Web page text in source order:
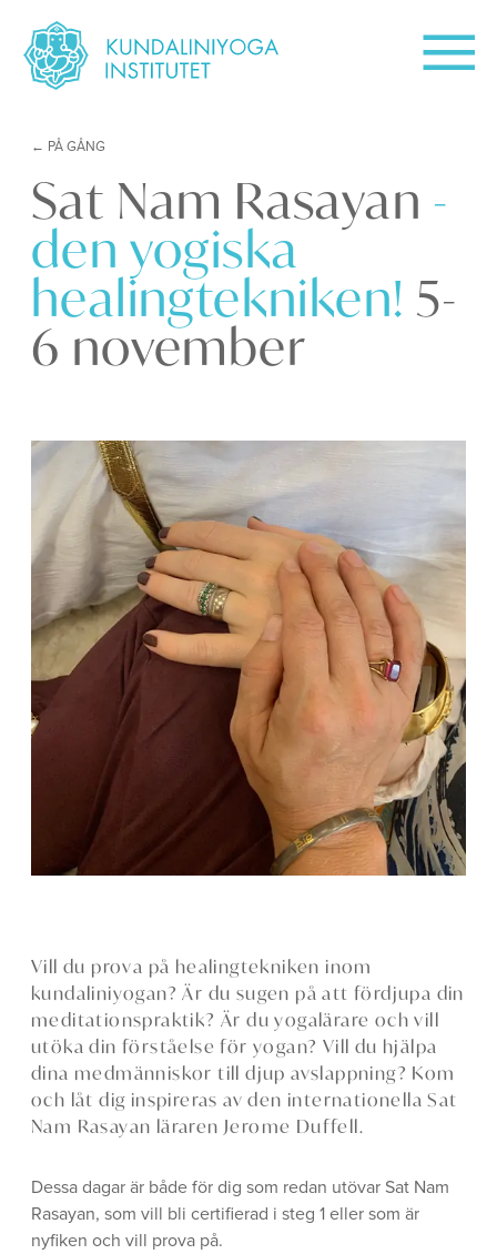
PÅ GÅNG
Sat Nam Rasayan -
den yogiska
healingtekniken! 5-
6 november
Vill du prova på healingtekniken inom
kundaliniyogan? Är du sugen på att fördjupa din
meditationspraktik? Är du yogalärare och vill
utöka din förståelse för yogan? Vill du hjälpa
dina medmänniskor till djup avslappning? Kom
och låt dig inspireras av den internationella Sat
Nam Rasayan läraren Jerome Duffell.
Dessa dagar är både för dig som redan utövar Sat Nam
Rasayan, som vill bli certifierad i steg 1 eller som är
nyfiken och vill prova på.